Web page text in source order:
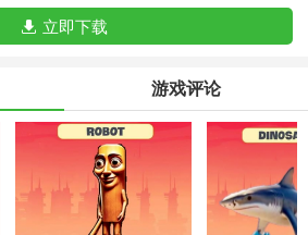
立即下载
游戏评论